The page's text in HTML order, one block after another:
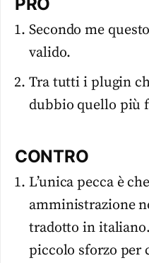
PRO
Secondo me
valido.
Tra tutti i plugin
dubbio quello più
CONTRO
L’unica pecca è
amministrazione
tradotto in
piccolo sforzo per